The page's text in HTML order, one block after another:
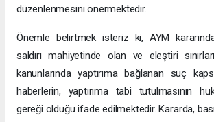
düzenlenmesini önermektedir.
Önemle belirtmek isteriz ki, AYM
saldırı mahiyetinde olan ve eleştiri
kanunlarında yaptırıma bağlanan suç
haberlerin, yaptırıma tabi tutulmasının
gereği olduğu ifade edilmektedir. Kararda,